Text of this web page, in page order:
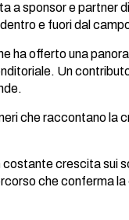
sponsor e partner
e fuori dal
ha offerto una
Un
che raccontano la
crescita sui
che conferma